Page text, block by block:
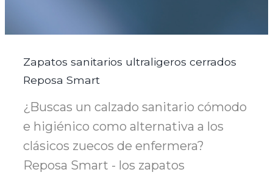
Zapatos sanitarios ultraligeros cerrados
Reposa Smart
¿Buscas un calzado sanitario cómodo
e higiénico como alternativa a los
clásicos zuecos de enfermera?
Reposa Smart - los zapatos